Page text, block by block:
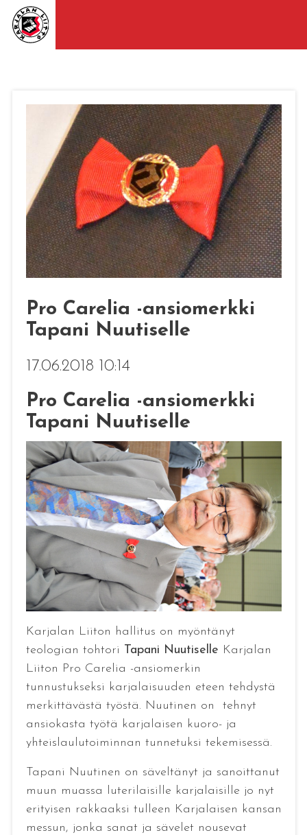
Pro Carelia -ansiomerkki
Tapani Nuutiselle
17.06.2018 10:14
Pro Carelia -ansiomerkki
Tapani Nuutiselle
Karjalan Liiton hallitus on myöntänyt
teologian tohtori Tapani Nuutiselle Karjalan
Liiton Pro Carelia -ansiomerkin
tunnustukseksi karjalaisuuden eteen tehdystä
merkittävästä työstä. Nuutinen on tehnyt
ansiokasta työtä karjalaisen kuoro- ja
yhteislaulutoiminnan tunnetuksi tekemisessä.
Tapani Nuutinen on säveltänyt ja sanoittanut
muun muassa luterilaisille karjalaisille jo nyt
erityisen rakkaaksi tulleen Karjalaisen kansan
messun, jonka sanat ja sävelet nousevat